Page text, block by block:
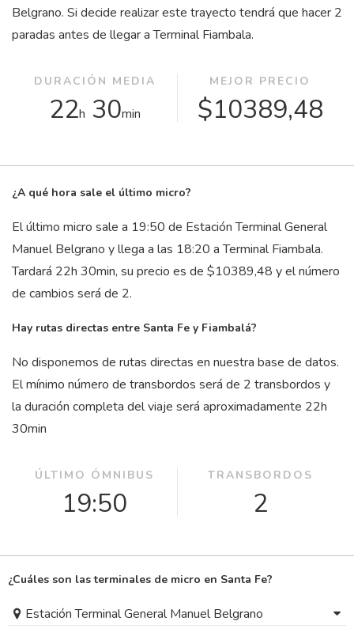
Belgrano. Si decide realizar este trayecto tendrá que hacer 2
paradas antes de llegar a Terminal Fiambala.
DURACIÓN MEDIA
22h 30min
MEJOR PRECIO
$10389,48
¿A qué hora sale el último micro?
El último micro sale a 19:50 de Estación Terminal General
Manuel Belgrano y llega a las 18:20 a Terminal Fiambala.
Tardará 22h 30min, su precio es de $10389,48 y el número
de cambios será de 2.
Hay rutas directas entre Santa Fe y Fiambalá?
No disponemos de rutas directas en nuestra base de datos.
El mínimo número de transbordos será de 2 transbordos y
la duración completa del viaje será aproximadamente 22h
30min
ÚLTIMO ÓMNIBUS
19:50
TRANSBORDOS
2
¿Cuáles son las terminales de micro en Santa Fe?
Estación Terminal General Manuel Belgrano